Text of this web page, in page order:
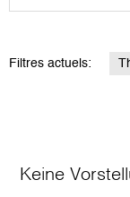
Filtres actuels:
Keine